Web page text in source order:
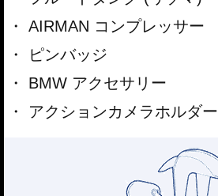
AIRMAN コンプレッサー
ピンバッジ
BMW アクセサリー
アクションカメラホルダー